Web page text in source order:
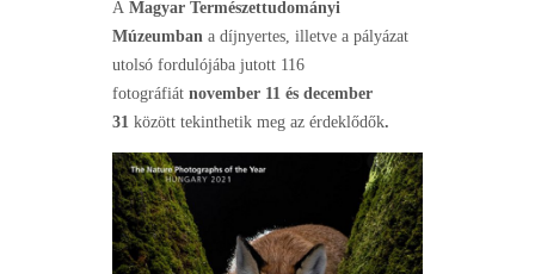
A Magyar Természettudományi
Múzeumban a díjnyertes, illetve a pályázat
utolsó fordulójába jutott 116
fotográfiát november 11 és december
31 között tekinthetik meg az érdeklődők.